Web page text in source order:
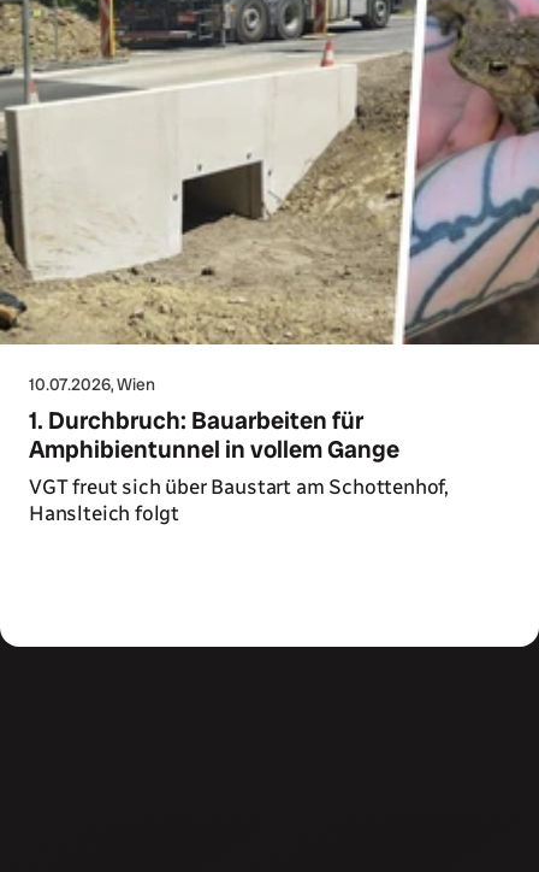
10.07.2026, Wien
1. Durchbruch: Bauarbeiten für
Amphibientunnel in vollem Gange
VGT freut sich über Baustart am Schottenhof,
Hanslteich folgt